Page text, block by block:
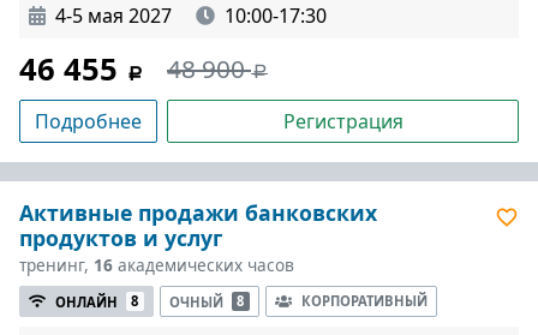
4-5 мая 2027 10:00-17:30
46 455 48 900
Подробнее Регистрация
Активные продажи банковских
продуктов и услуг
тренинг, 16 академических часов
ОНЛАЙН 8 ОЧНЫЙ 8 КОРПОРАТИВНЫЙ